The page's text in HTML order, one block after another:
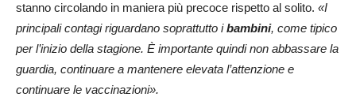
stanno circolando in maniera più precoce rispetto al solito. «I
principali contagi riguardano soprattutto ibambini, come tipico
per l’inizio della stagione. È importante quindi non abbassare la
guardia, continuare a mantenere elevata l’attenzione e
continuare le vaccinazioni».